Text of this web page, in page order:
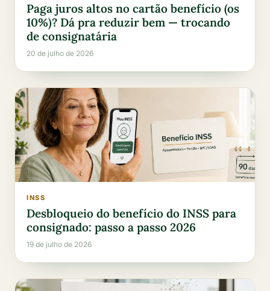
Paga juros altos no cartão benefício (os
10%)? Dá pra reduzir bem — trocando
de consignatária
20 de julho de 2026
INSS
Desbloqueio do benefício do INSS para
consignado: passo a passo 2026
19 de julho de 2026